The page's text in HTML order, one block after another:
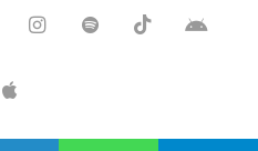
YouTubeInstagram
Spotify TikTok
App